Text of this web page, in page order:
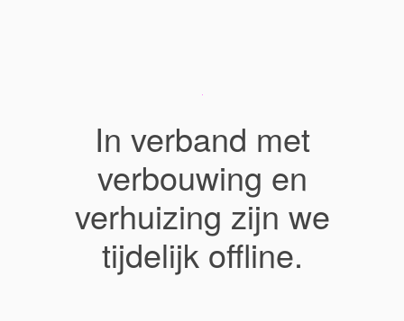
In verband met
verbouwing en
verhuizing zijn we
tijdelijk offline.